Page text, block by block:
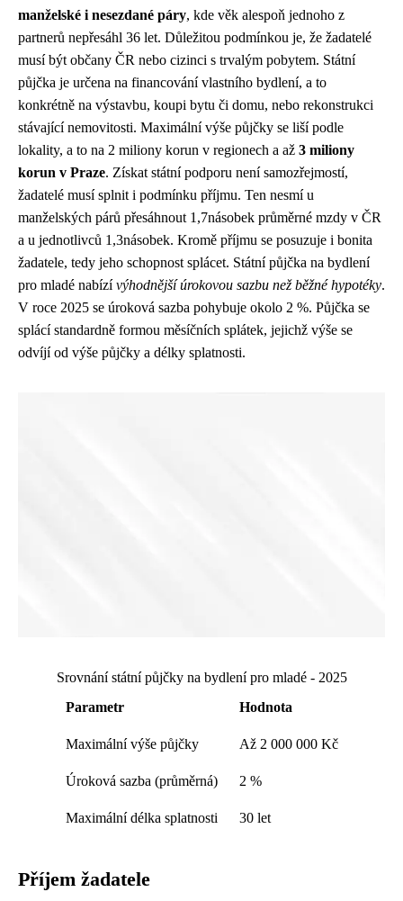
manželské i nesezdané páry, kde věk alespoň jednoho z
partnerů nepřesáhl 36 let. Důležitou podmínkou je, že žadatelé
musí být občany ČR nebo cizinci s trvalým pobytem. Státní
půjčka je určena na financování vlastního bydlení, a to
konkrétně na výstavbu, koupi bytu či domu, nebo rekonstrukci
stávající nemovitosti. Maximální výše půjčky se liší podle
lokality, a to na 2 miliony korun v regionech a až 3 miliony
korun v Praze. Získat státní podporu není samozřejmostí,
žadatelé musí splnit i podmínku příjmu. Ten nesmí u
manželských párů přesáhnout 1,7násobek průměrné mzdy v ČR
a u jednotlivců 1,3násobek. Kromě příjmu se posuzuje i bonita
žadatele, tedy jeho schopnost splácet. Státní půjčka na bydlení
pro mladé nabízívýhodnější úrokovou sazbu než běžné hypotéky.
V roce 2025 se úroková sazba pohybuje okolo 2 %. Půjčka se
splácí standardně formou měsíčních splátek, jejichž výše se
odvíjí od výše půjčky a délky splatnosti.
Srovnání státní půjčky na bydlení pro mladé - 2025
Parametr
Hodnota
Maximální výše půjčky Až 2 000 000 Kč
Úroková sazba (průměrná) 2 %
Maximální délka splatnosti 30 let
Příjem žadatele